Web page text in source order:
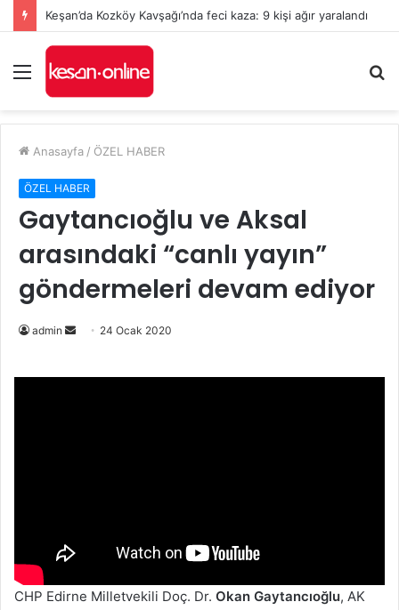
Keşan’da Kozköy Kavşağı’nda feci kaza: 9 kişi ağır yaralandı
Menü
...
Anasayfa / ÖZEL HABER
ÖZEL HABER
Gaytancıoğlu ve Aksal
arasındaki “canlı yayın”
göndermeleri devam ediyor
admin
Bir
24 Ocak 2020
CHP Edirne Milletvekili Doç. Dr. Okan Gaytancıoğlu, AK